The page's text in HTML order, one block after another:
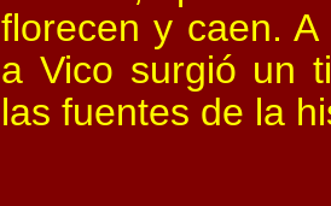
florecen y caen.
a Vico surgió un
las fuentes de la